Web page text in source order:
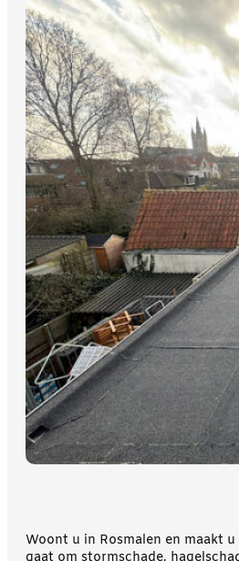
Woont u in Rosmalen en maakt